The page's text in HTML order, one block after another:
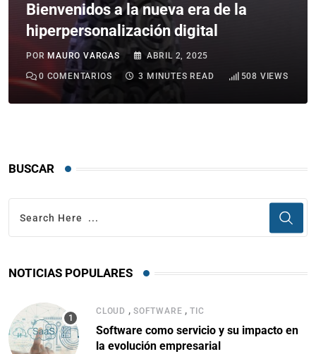
Bienvenidos a la nueva era de la
hiperpersonalización digital
POR MAURO VARGAS ABRIL 2, 2025
0 COMENTARIOS 3 MINUTES READ 508 VIEWS
BUSCAR
NOTICIAS POPULARES
CLOUD , SOFTWARE ,TIC
Software como servicio y su impacto en
la evolución empresarial